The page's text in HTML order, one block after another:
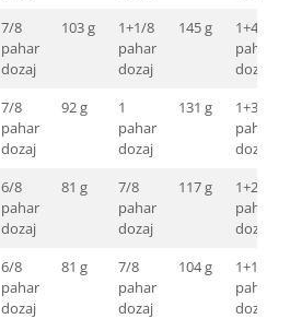
7/8
pahar
dozaj
103 g
1+1/8
pahar
dozaj
145 g
1+4/8
pahar
dozaj
7/8
pahar
dozaj
92 g
1
pahar
dozaj
131 g
1+3/8
pahar
dozaj
6/8
pahar
dozaj
81 g
7/8
pahar
dozaj
117 g
1+2/8
pahar
dozaj
6/8
pahar
dozaj
81 g
7/8
pahar
dozaj
104 g
1+1/8
pahar
dozaj